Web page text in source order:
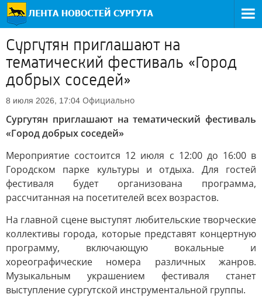
Сургутян приглашают на
тематический фестиваль «Город
добрых соседей»
8 июля 2026, 17:04 Официально
Сургутян приглашают на тематический фестиваль
«Город добрых соседей»
Мероприятие состоится 12 июля с 12:00 до 16:00 в
Городском парке культуры и отдыха. Для гостей
фестиваля будет организована программа,
рассчитанная на посетителей всех возрастов.
На главной сцене выступят любительские творческие
коллективы города, которые представят концертную
программу, включающую вокальные и
хореографические номера различных жанров.
Музыкальным украшением фестиваля станет
выступление сургутской инструментальной группы.